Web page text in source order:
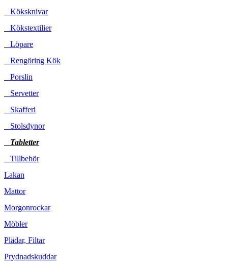
Köksknivar
Kökstextilier
Löpare
Rengöring Kök
Porslin
Servetter
Skafferi
Stolsdynor
Tabletter
Tillbehör
Lakan
Mattor
Morgonrockar
Möbler
Plädar, Filtar
Prydnadskuddar